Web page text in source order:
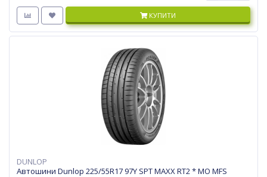
КУПИТИ
DUNLOP
Автошини Dunlop 225/55R17 97Y SPT MAXX RT2 * MO MFS